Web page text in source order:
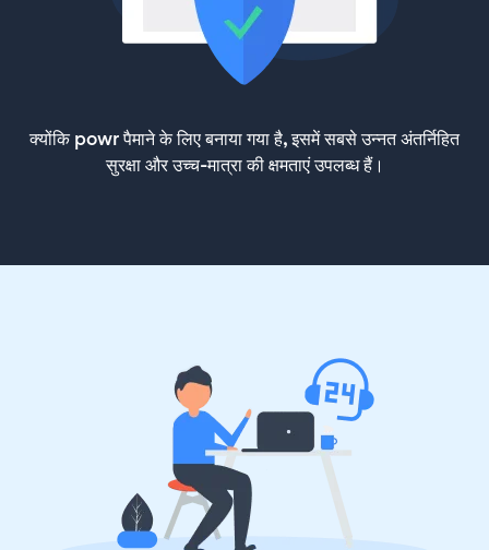
क्योंकि powr पैमाने के लिए बनाया गया है, इसमें सबसे उन्नत अंतर्निहित
सुरक्षा और उच्च-मात्रा की क्षमताएं उपलब्ध हैं।